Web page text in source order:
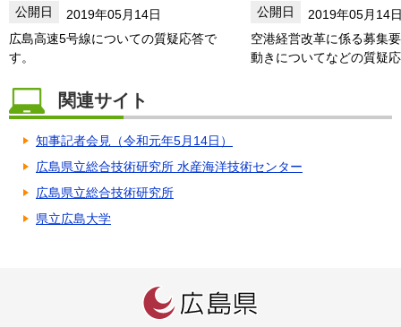
2019年05月14日
広島高速5号線についての質疑応答で
す。
2019年05月14
空港経営改革に係る募集
動きについてなどの質疑
関連サイト
知事記者会見（令和元年5月14日）
広島県立総合技術研究所 水産海洋技術センター
広島県立総合技術研究所
県立広島大学